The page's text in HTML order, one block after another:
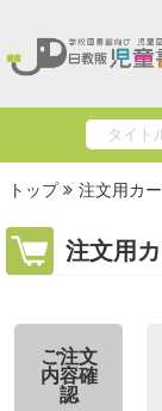
トップ 注文用カ
注文用
ご注文
内容確
認